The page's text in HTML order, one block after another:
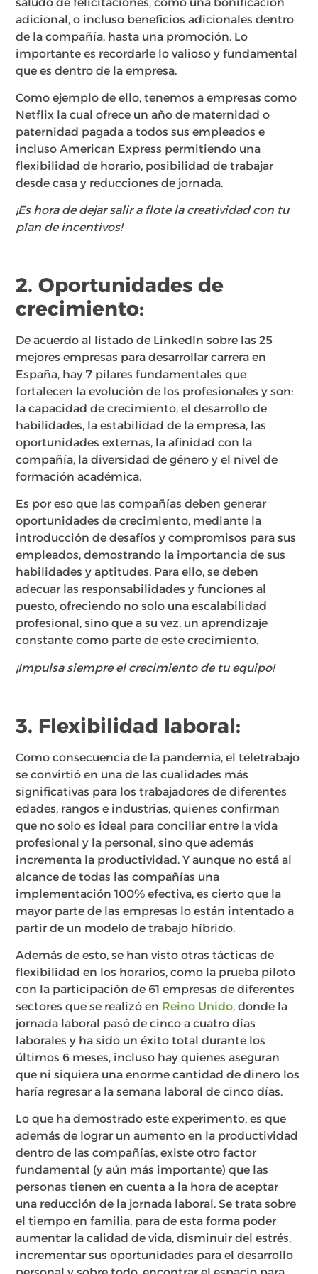
adicional, o incluso beneficios adicionales dentro
de la compañía, hasta una promoción. Lo
importante es recordarle lo valioso y fundamental
que es dentro de la empresa.
Como ejemplo de ello, tenemos a empresas como
Netflix la cual ofrece un año de maternidad o
paternidad pagada a todos sus empleados e
incluso American Express permitiendo una
flexibilidad de horario, posibilidad de trabajar
desde casa y reducciones de jornada.
¡Es hora de dejar salir a flote la creatividad con tu
plan de incentivos!
2. Oportunidades de
crecimiento:
De acuerdo al listado de LinkedIn sobre las 25
mejores empresas para desarrollar carrera en
España, hay 7 pilares fundamentales que
fortalecen la evolución de los profesionales y son:
la capacidad de crecimiento, el desarrollo de
habilidades, la estabilidad de la empresa, las
oportunidades externas, la afinidad con la
compañía, la diversidad de género y el nivel de
formación académica.
Es por eso que las compañías deben generar
oportunidades de crecimiento, mediante la
introducción de desafíos y compromisos para sus
empleados, demostrando la importancia de sus
habilidades y aptitudes. Para ello, se deben
adecuar las responsabilidades y funciones al
puesto, ofreciendo no solo una escalabilidad
profesional, sino que a su vez, un aprendizaje
constante como parte de este crecimiento.
¡Impulsa siempre el crecimiento de tu equipo!
3. Flexibilidad laboral:
Como consecuencia de la pandemia, el teletrabajo
se convirtió en una de las cualidades más
significativas para los trabajadores de diferentes
edades, rangos e industrias, quienes confirman
que no solo es ideal para conciliar entre la vida
profesional y la personal, sino que además
incrementa la productividad. Y aunque no está al
alcance de todas las compañías una
implementación 100% efectiva, es cierto que la
mayor parte de las empresas lo están intentado a
partir de un modelo de trabajo híbrido.
Además de esto, se han visto otras tácticas de
flexibilidad en los horarios, como la prueba piloto
con la participación de 61 empresas de diferentes
sectores que se realizó en Reino Unido, donde la
jornada laboral pasó de cinco a cuatro días
laborales y ha sido un éxito total durante los
últimos 6 meses, incluso hay quienes aseguran
que ni siquiera una enorme cantidad de dinero los
haría regresar a la semana laboral de cinco días.
Lo que ha demostrado este experimento, es que
además de lograr un aumento en la productividad
dentro de las compañías, existe otro factor
fundamental (y aún más importante) que las
personas tienen en cuenta a la hora de aceptar
una reducción de la jornada laboral. Se trata sobre
el tiempo en familia, para de esta forma poder
aumentar la calidad de vida, disminuir del estrés,
incrementar sus oportunidades para el desarrollo